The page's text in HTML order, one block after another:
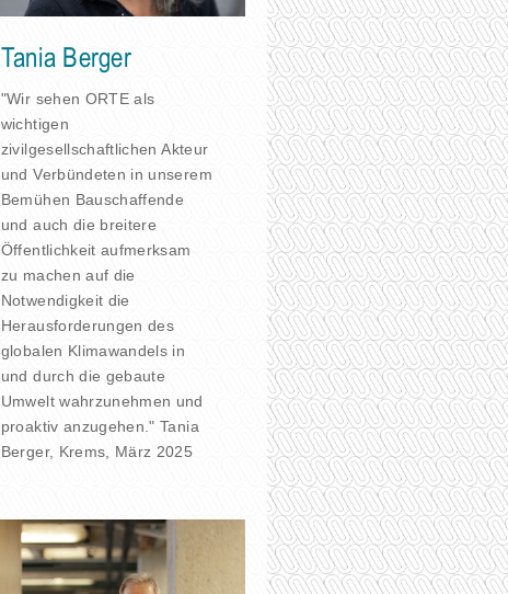
Tania Berger
"Wir sehen ORTE als
wichtigen
zivilgesellschaftlichen Akteur
und Verbündeten in unserem
Bemühen Bauschaffende
und auch die breitere
Öffentlichkeit aufmerksam
zu machen auf die
Notwendigkeit die
Herausforderungen des
globalen Klimawandels in
und durch die gebaute
Umwelt wahrzunehmen und
proaktiv anzugehen." Tania
Berger, Krems, März 2025